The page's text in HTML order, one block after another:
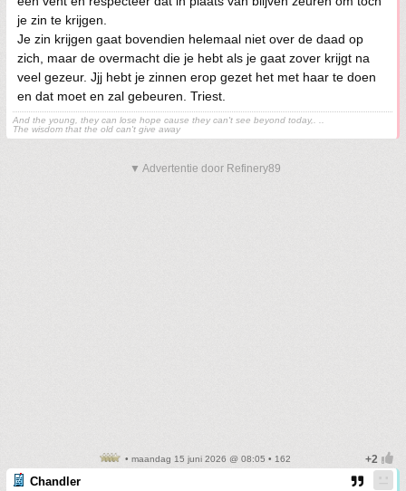
je zin te krijgen.
Je zin krijgen gaat bovendien helemaal niet over de daad op
zich, maar de overmacht die je hebt als je gaat zover krijgt na
veel gezeur. Jjj hebt je zinnen erop gezet het met haar te doen
en dat moet en zal gebeuren. Triest.
And the young, they can lose hope cause they can't see beyond today,. ..
The wisdom that the old can't give away
▼ Advertentie door Refinery89
• maandag 15 juni 2026 @ 08:05 • 162
Chandler